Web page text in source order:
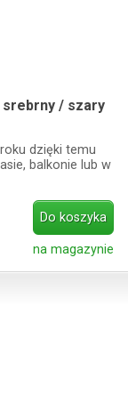
srebrny / szary
dzięki temu
balkonie lub w
Do koszyka
na magazynie